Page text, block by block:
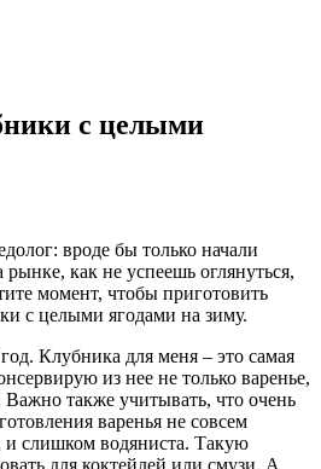
с целыми
вроде бы только начали
рынке, как не успеешь оглянуться,
момент, чтобы приготовить
с целыми ягодами на зиму.
Клубника для меня – это самая
из нее не только варенье,
также учитывать, что очень
варенья не совсем
и слишком водяниста. Такую
для коктейлей или смузи. А